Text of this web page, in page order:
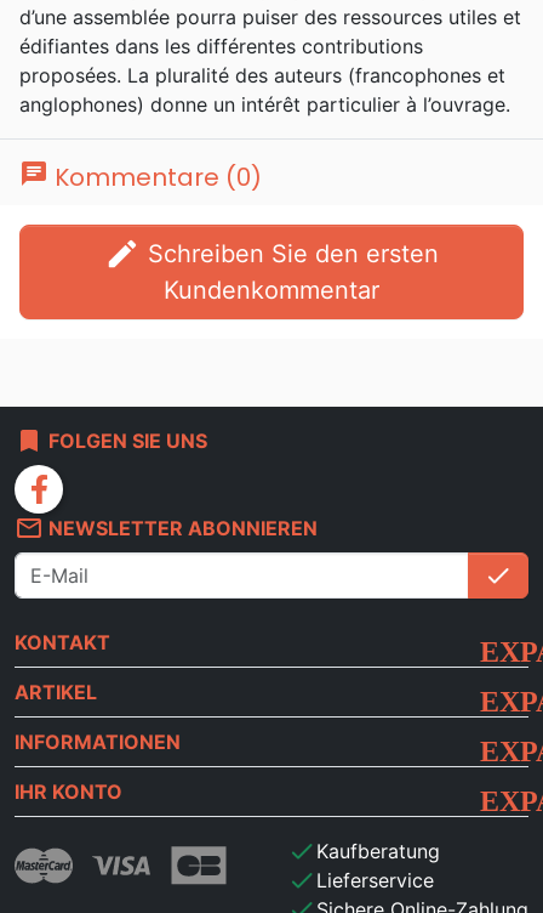
d’une assemblée pourra puiser des ressources utiles et
édifiantes dans les différentes contributions
proposées. La pluralité des auteurs (francophones et
anglophones) donne un intérêt particulier à l’ouvrage.
chat Kommentare (0)
edit
Kundenkommentar
bookmark FOLGEN SIE UNS
facebook
mail_outline NEWSLETTER ABONNIEREN
check
KONTAKT
ARTIKEL
INFORMATIONEN
IHR KONTO
check Kaufberatung
check Lieferservice